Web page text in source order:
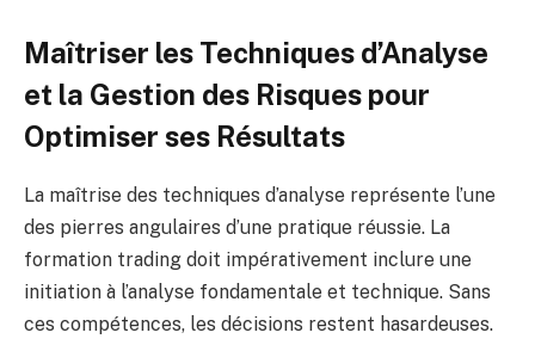
Maîtriser les Techniques d’Analyse
et la Gestion des Risques pour
Optimiser ses Résultats
La maîtrise des techniques d’analyse représente l’une
des pierres angulaires d’une pratique réussie. La
formation trading doit impérativement inclure une
initiation à l’analyse fondamentale et technique. Sans
ces compétences, les décisions restent hasardeuses.